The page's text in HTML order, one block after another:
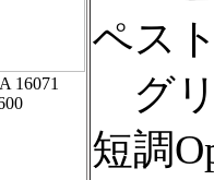
16071
ペス
グ
短調